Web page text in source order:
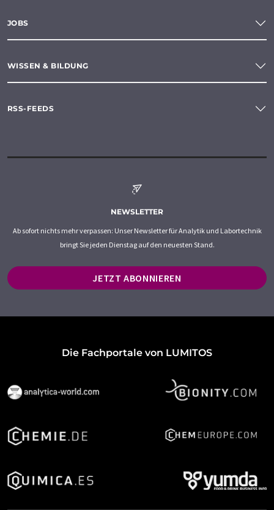
JOBS
WISSEN & BILDUNG
RSS-FEEDS
NEWSLETTER
Ab sofort nichts mehr verpassen: Unser Newsletter für Analytik und Labortechnik
bringt Sie jeden Dienstag auf den neuesten Stand.
JETZT ABONNIEREN
Die Fachportale von LUMITOS